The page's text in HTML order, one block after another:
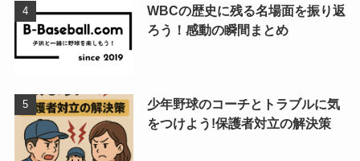
WBCの歴史に残る名場面を振り返
ろう！感動の瞬間まとめ
少年野球のコーチとトラブルに気
をつけよう!保護者対立の解決策